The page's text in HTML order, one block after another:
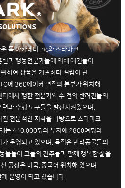
독 아카데미 inc와 스타마크
과 행동전문가들에 의해 애견들이
하여 상품을 개발하다 설립이 된
에 360에이커 면적의 본부가 위치해
에서 행한 전문가와 수 천의 반려견들의
과 수행 도구들을 발전시켜왔으며,
전문적인 지식을 바탕으로 스타마크
는 440,000평의 부지에 2800여평의
운영되고 있으며, 목적은 반려동물들의
물들이 그들의 견주들과 함께 행복한 삶을
공장은 미국, 중국어 위치해 있으며,
운영이 되고 있습니다.